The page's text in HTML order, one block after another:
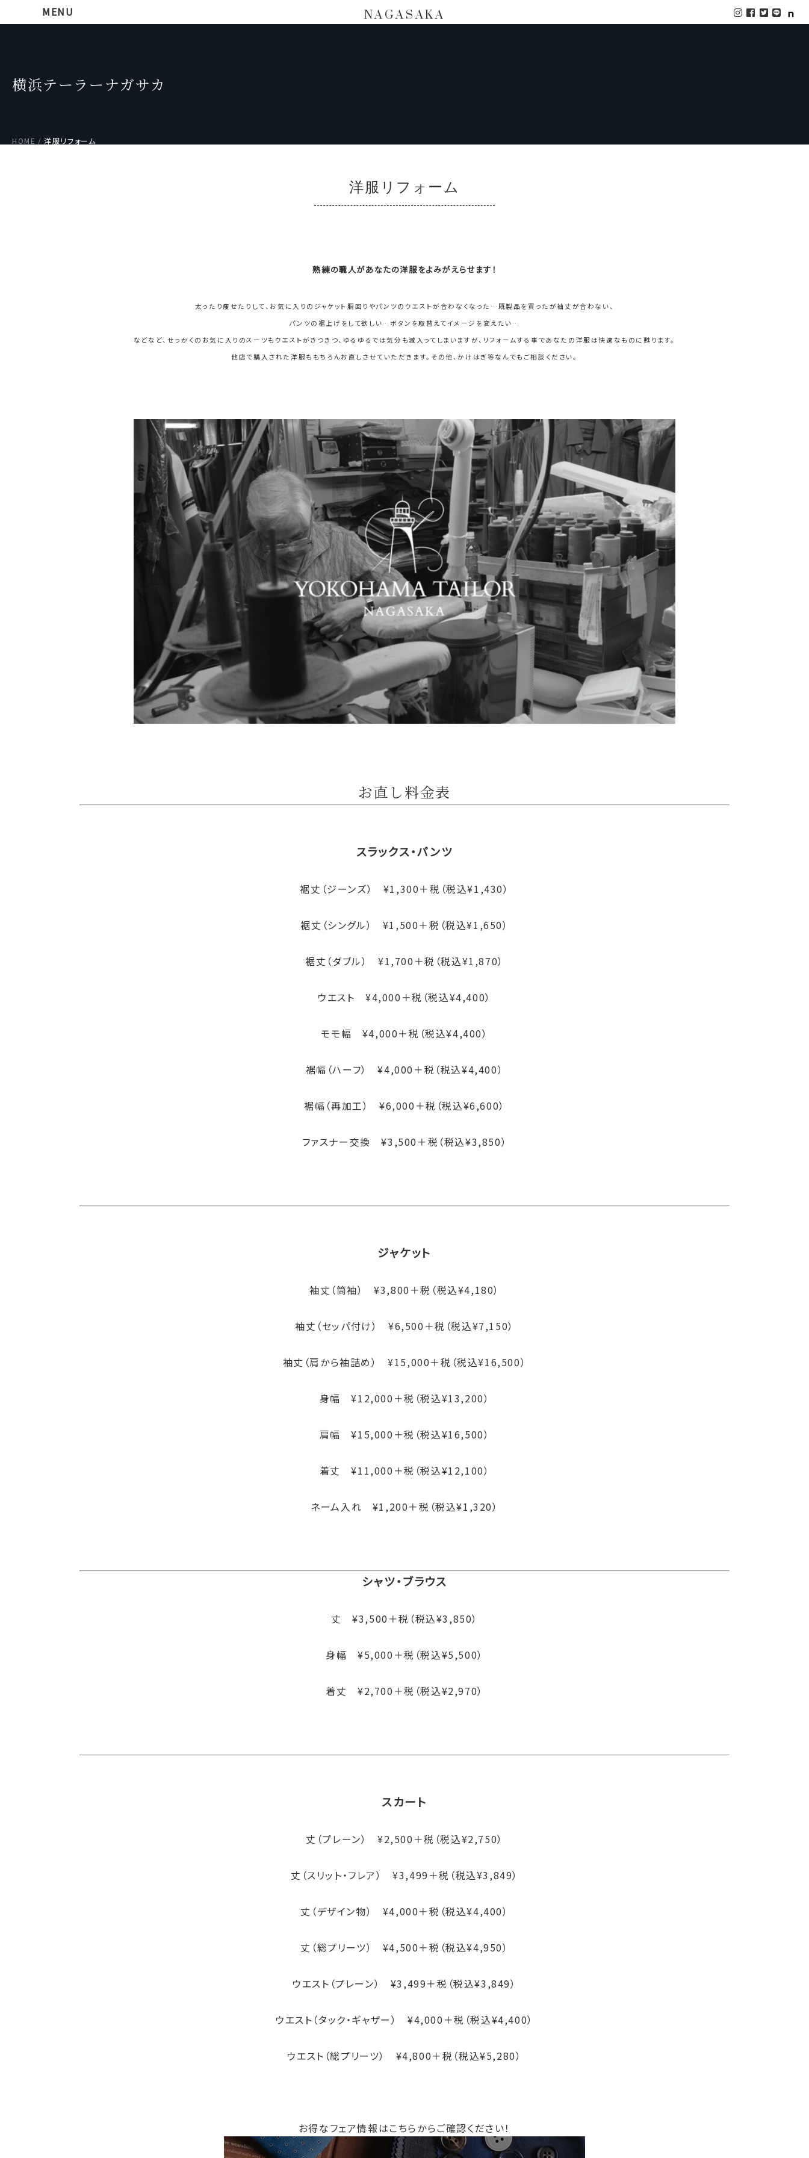
MENU NAGASAKA
横浜テーラーナガサカ
HOME 洋服リフォーム
洋服リフォーム
熟練の職人があなたの洋服をよみがえらせます！
太ったり痩せたりして、お気に入りのジャケット胴回りやパンツのウエストが合わなくなった…既製品を買ったが袖丈が合わない、
パンツの裾上げをして欲しい…ボタンを取替えてイメージを変えたい…
などなど、せっかくのお気に入りのスーツもウエストがきつきつ、ゆるゆるでは気分も滅入ってしまいますが、リフォームする事であなたの洋服は快適なものに甦ります。
他店で購入された洋服ももちろんお直しさせていただきます。その他、かけはぎ等なんでもご相談ください。
お直し料金表
スラックス・パンツ
裾丈（ジーンズ） ¥1,300＋税（税込¥1,430）
裾丈（シングル） ¥1,500＋税（税込¥1,650）
裾丈（ダブル） ¥1,700＋税（税込¥1,870）
ウエスト ¥4,000＋税（税込¥4,400）
モモ幅 ¥4,000＋税（税込¥4,400）
裾幅（ハーフ） ¥4,000＋税（税込¥4,400）
裾幅（再加工） ¥6,000＋税（税込¥6,600）
ファスナー交換 ¥3,500＋税（税込¥3,850）
ジャケット
袖丈（筒袖） ¥3,800＋税（税込¥4,180）
袖丈（セッパ付け） ¥6,500＋税（税込¥7,150）
袖丈（肩から袖詰め） ¥15,000＋税（税込¥16,500）
身幅 ¥12,000＋税（税込¥13,200）
肩幅 ¥15,000＋税（税込¥16,500）
着丈 ¥11,000＋税（税込¥12,100）
ネーム入れ ¥1,200＋税（税込¥1,320）
シャツ・ブラウス
丈 ¥3,500＋税（税込¥3,850）
身幅 ¥5,000＋税（税込¥5,500）
着丈 ¥2,700＋税（税込¥2,970）
スカート
丈（プレーン） ¥2,500＋税（税込¥2,750）
丈（スリット・フレア） ¥3,499＋税（税込¥3,849）
丈（デザイン物） ¥4,000＋税（税込¥4,400）
丈（総プリーツ） ¥4,500＋税（税込¥4,950）
ウエスト（プレーン） ¥3,499＋税（税込¥3,849）
ウエスト（タック・ギャザー） ¥4,000＋税（税込¥4,400）
ウエスト（総プリーツ） ¥4,800＋税（税込¥5,280）
お得なフェア情報はこちらからご確認ください！